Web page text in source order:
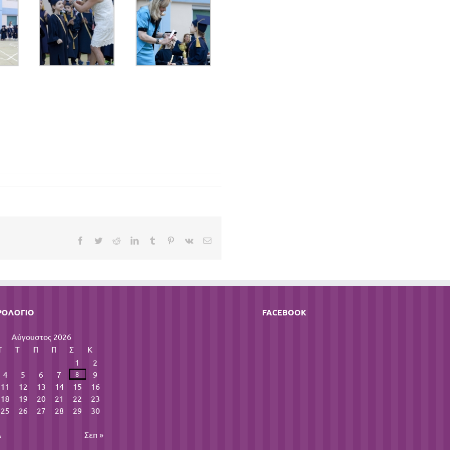
Facebook
TwitterRedditLinkedInTumblr Pinterest
Vk Email
Αύγουστος 2026
Τ Π Π Σ
Κ
1
2
4
5 6 7 8
9
11
12 13 14 15
16
18
19 20 21 22
23
25
26 27 28 29 30
Σεπ »
FACEBOOK